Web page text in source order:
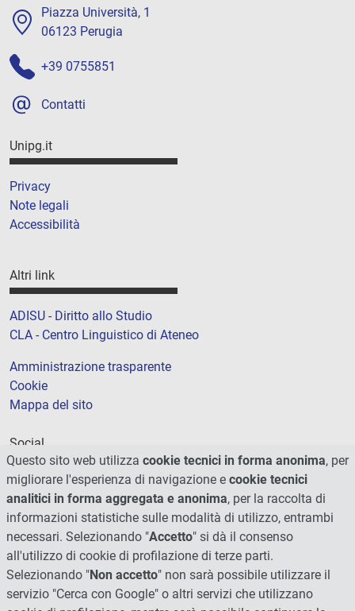
Piazza Università, 1
06123 Perugia
+39 0755851
Contatti
Unipg.it
Privacy
Note legali
Accessibilità
Altri link
ADISU - Diritto allo Studio
CLA - Centro Linguistico di Ateneo
Amministrazione trasparente
Cookie
Mappa del sito
Social
Questo sito web utilizza cookie tecnici in forma anonima, per
migliorare l'esperienza di navigazione e cookie tecnici
analitici in forma aggregata e anonima, per la raccolta di
informazioni statistiche sulle modalità di utilizzo, entrambi
necessari. Selezionando "Accetto" si dà il consenso
all'utilizzo di cookie di profilazione di terze parti.
Selezionando "Non accetto" non sarà possibile utilizzare il
servizio "Cerca con Google" o altri servizi che utilizzano